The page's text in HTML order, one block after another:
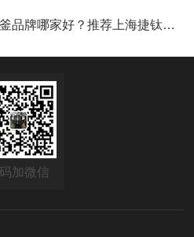
国产结晶反应釜品牌哪家好？推荐上海捷钛仪器：实力强、质量高、售后好、价格实在的厂家
加微信